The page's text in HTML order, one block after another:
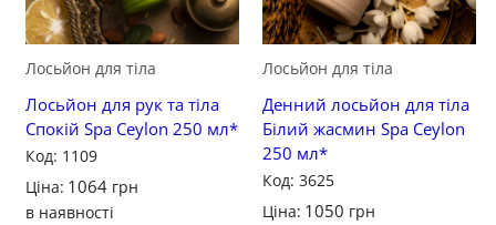
Лосьйон для тіла
Лосьйон для рук та тіла
Спокій Spa Ceylon 250 мл*
Код: 1109
Ціна: 1064 грн
в наявності
Лосьйон для тіла
Денний лосьйон для тіла
Білий жасмин Spa Ceylon
250 мл*
Код: 3625
Ціна: 1050 грн